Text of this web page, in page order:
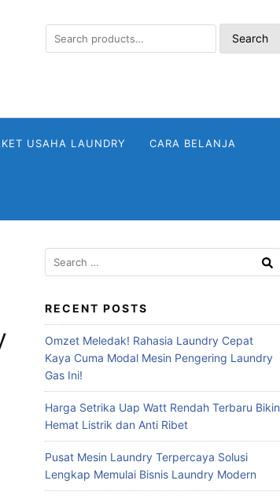
Search
for:
Search
USAHA LAUNDRY CARA BELANJA
Search
for:
RECENT POSTS
Omzet Meledak! Rahasia Laundry Cepat
Kaya Cuma Modal Mesin Pengering Laundry
Gas Ini!
Harga Setrika Uap Watt Rendah Terbaru Bikin
Hemat Listrik dan Anti Ribet
Pusat Mesin Laundry Terpercaya Solusi
Lengkap Memulai Bisnis Laundry Modern